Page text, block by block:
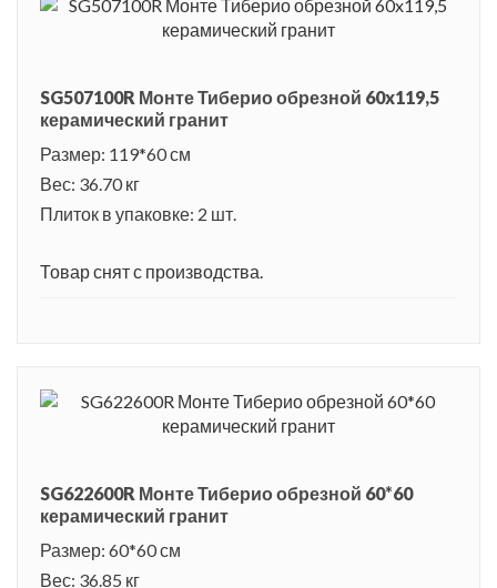
SG507100R Монте Тиберио обрезной 60x119,5
керамический гранит
Размер: 119*60 см
Вес: 36.70 кг
Плиток в упаковке: 2 шт.
Товар снят с производства.
SG622600R Монте Тиберио обрезной 60*60
керамический гранит
Размер: 60*60 см
Вес: 36.85 кг